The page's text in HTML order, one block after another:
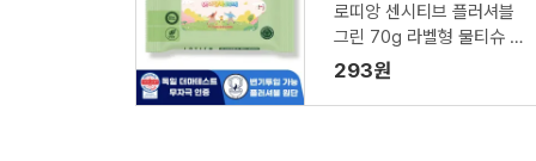
로띠앙 센시티브 플러셔블
그린 70g 라벨형 물티슈 (1
5/20매)
293원